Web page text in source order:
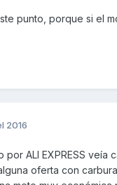
punto, porque si el
2016
ALI EXPRESS
oferta con